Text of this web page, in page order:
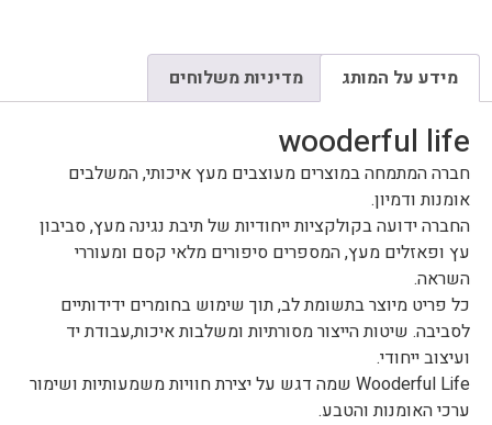
מידע על המותג מדיניות משלוחים
wooderful life
חברה המתמחה במוצרים מעוצבים מעץ איכותי, המשלבים
אומנות ודמיון.
החברה ידועה בקולקציות ייחודיות של תיבת נגינה מעץ, סביבון
עץ ופאזלים מעץ, המספרים סיפורים מלאי קסם ומעוררי
השראה.
כל פריט מיוצר בתשומת לב, תוך שימוש בחומרים ידידותיים
לסביבה. שיטות הייצור מסורתיות ומשלבות איכות,עבודת יד
ועיצוב ייחודי.
Wooderful Life שמה דגש על יצירת חוויות משמעותיות ושימור
ערכי האומנות והטבע.